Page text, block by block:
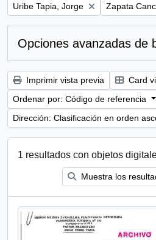
Remove filter:
Uribe Tapia, Jorge Remove
Zapata
Opciones avanzadas de
Imprimir vista previa Card
Ordenar por: Código de referencia
Dirección: Clasificación en orden
1 resultados con objetos
Muestra los